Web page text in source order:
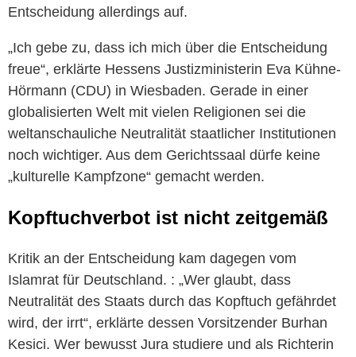
Entscheidung allerdings auf.
„Ich gebe zu, dass ich mich über die Entscheidung
freue“, erklärte Hessens Justizministerin Eva Kühne-
Hörmann (CDU) in Wiesbaden. Gerade in einer
globalisierten Welt mit vielen Religionen sei die
weltanschauliche Neutralität staatlicher Institutionen
noch wichtiger. Aus dem Gerichtssaal dürfe keine
„kulturelle Kampfzone“ gemacht werden.
Kopftuchverbot ist nicht zeitgemäß
Kritik an der Entscheidung kam dagegen vom
Islamrat für Deutschland. : „Wer glaubt, dass
Neutralität des Staats durch das Kopftuch gefährdet
wird, der irrt“, erklärte dessen Vorsitzender Burhan
Kesici. Wer bewusst Jura studiere und als Richterin